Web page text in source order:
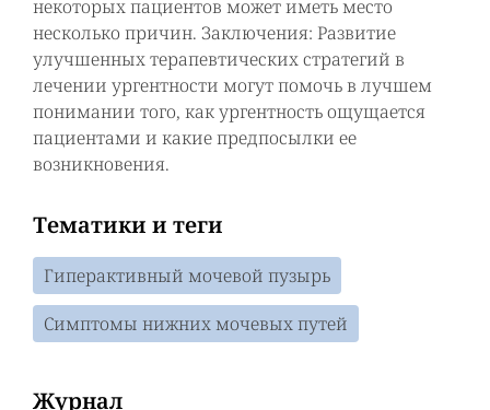
некоторых пациентов может иметь место
несколько причин. Заключения: Развитие
улучшенных терапевтических стратегий в
лечении ургентности могут помочь в лучшем
понимании того, как ургентность ощущается
пациентами и какие предпосылки ее
возникновения.
Тематики и теги
Гиперактивный мочевой пузырь
Симптомы нижних мочевых путей
Журнал